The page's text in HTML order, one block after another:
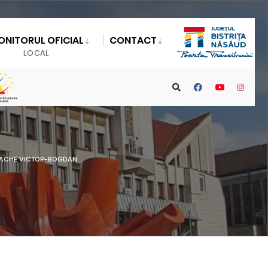
OFICIAL
LOCAL
CONTACT
VICTOR-BOGDAN